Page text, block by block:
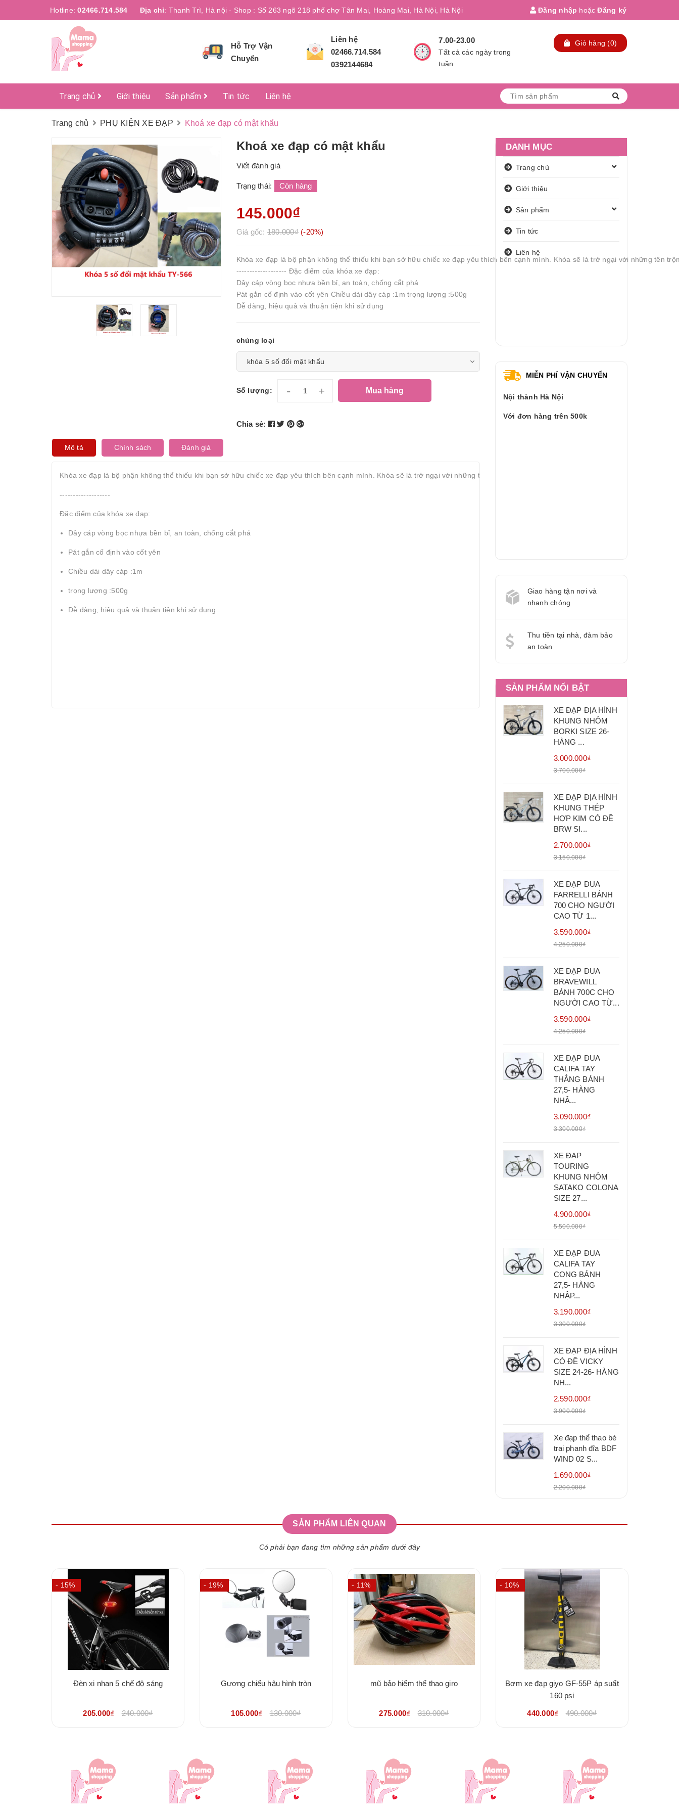
Hotline:02466.714.584 Địa chỉ: Thanh Trì, Hà nội - Shop : Số 263 ngõ 218 phố chợ Tân Mai, Hoàng Mai, Hà Nội, Hà Nội Đăng nhập hoặc Đăng ký
Hỗ Trợ Vận
Chuyển
Liên hệ
02466.714.584
0392144684
7.00-23.00
Tất cả các ngày trong
tuần
Giỏ hàng (0)
Trang chủ Giới thiệu Sản phẩm Tin tức Liên hệ
Trang chủ PHỤ KIỆN XE ĐẠP Khoá xe đạp có mật khẩu
Khoá xe đạp có mật khẩu
Viết đánh giá
Trạng thái: Còn hàng
145.000₫
Giá gốc: 180.000₫ (-20%)
Khóa xe đạp là bộ phận không thể thiếu khi bạn sở hữu chiếc xe đạp yêu thích bên cạnh mình. Khóa sẽ là trở ngại với những tên
------------------- Đặc điểm của khóa xe đạp:
Dây cáp vòng bọc nhựa bền bỉ, an toàn, chống cắt phá
Pát gắn cố định vào cốt yên Chiều dài dây cáp :1m trọng lượng :500g
Dễ dàng, hiệu quả và thuận tiện khi sử dụng
chủng loại
Số lượng: - + Mua hàng
Chia sẻ:
Mô tả Chính sách Đánh giá
Khóa xe đạp là bộ phận không thể thiếu khi bạn sở hữu chiếc xe đạp yêu thích bên cạnh mình. Khóa sẽ là trở ngại với những tên trộm. Các kiểu khóa dây dài chắc chắn, có thể cố định
-------------------
Đặc điểm của khóa xe đạp:
Dây cáp vòng bọc nhựa bền bỉ, an toàn, chống cắt phá
Pát gắn cố định vào cốt yên
Chiều dài dây cáp :1m
trọng lượng :500g
Dễ dàng, hiệu quả và thuận tiện khi sử dụng
DANH MỤC
Trang chủ
Giới thiệu
Sản phẩm
Tin tức
Liên hệ
MIỄN PHÍ VẬN CHUYỂN
Nội thành Hà Nội
Với đơn hàng trên 500k
Giao hàng tận nơi và
nhanh chóng
Thu tiền tại nhà, đảm bảo
an toàn
SẢN PHẨM NỔI BẬT
XE ĐẠP ĐỊA HÌNH
KHUNG NHÔM
BORKI SIZE 26-
HÀNG ...
3.000.000₫
3.700.000₫
XE ĐẠP ĐỊA HÌNH
KHUNG THÉP
HỢP KIM CÓ ĐỀ
BRW SI...
2.700.000₫
3.150.000₫
XE ĐẠP ĐUA
FARRELLI BÁNH
700 CHO NGƯỜI
CAO TỪ 1...
3.590.000₫
4.250.000₫
XE ĐẠP ĐUA
BRAVEWILL
BÁNH 700C CHO
NGƯỜI CAO TỪ...
3.590.000₫
4.250.000₫
XE ĐẠP ĐUA
CALIFA TAY
THẲNG BÁNH
27,5- HÀNG
NHẬ...
3.090.000₫
3.300.000₫
XE ĐẠP
TOURING
KHUNG NHÔM
SATAKO COLONA
SIZE 27...
4.900.000₫
5.500.000₫
XE ĐẠP ĐUA
CALIFA TAY
CONG BÁNH
27,5- HÀNG
NHẬP...
3.190.000₫
3.300.000₫
XE ĐẠP ĐỊA HÌNH
CÓ ĐỀ VICKY
SIZE 24-26- HÀNG
NH...
2.590.000₫
3.900.000₫
Xe đạp thể thao bé
trai phanh đĩa BDF
WIND 02 S...
1.690.000₫
2.200.000₫
SẢN PHẨM LIÊN QUAN
Có phải bạn đang tìm những sản phẩm dưới đây
- 15%
Đèn xi nhan 5 chế độ sáng
205.000₫ 240.000₫
- 19%
Gương chiếu hậu hình tròn
105.000₫ 130.000₫
- 11%
mũ bảo hiểm thể thao giro
275.000₫ 310.000₫
- 10%
Bơm xe đạp giyo GF-55P áp suất
160 psi
440.000₫ 490.000₫